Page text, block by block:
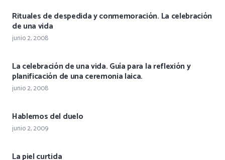
Rituales de despedida y conmemoración. La celebración
de una vida
junio 2, 2008
La celebración de una vida. Guía para la reflexión y
planificación de una ceremonia laica.
junio 2, 2008
Hablemos del duelo
junio 2, 2009
La piel curtida